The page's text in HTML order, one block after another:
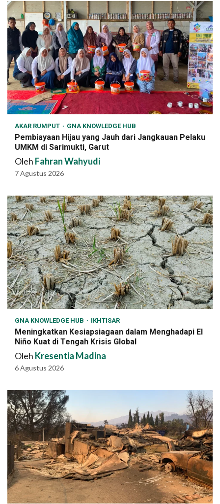
AKAR RUMPUT GNA KNOWLEDGE HUB
Pembiayaan Hijau yang Jauh dari Jangkauan Pelaku
UMKM di Sarimukti, Garut
Oleh Fahran Wahyudi
7 Agustus 2026
GNA KNOWLEDGE HUB IKHTISAR
Meningkatkan Kesiapsiagaan dalam Menghadapi El
Niño Kuat di Tengah Krisis Global
Oleh Kresentia Madina
6 Agustus 2026